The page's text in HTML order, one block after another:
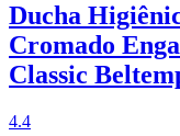
Ducha
Cromado
Classic
4.4